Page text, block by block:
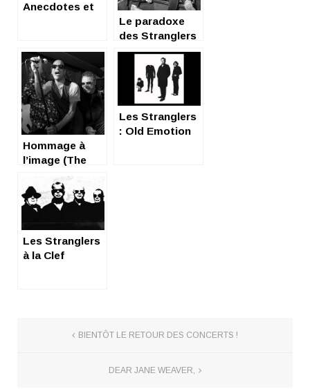
Anecdotes et
les Stranglers
Le paradoxe
des Stranglers
Hommage à
l’image (The
Jones, live in
Paris)
Les Stranglers
: Old Emotion
Les Stranglers
à la Clef
BIENTÔT LE RETOUR DES CONCERTS !
DEAR JANE WEAVER,